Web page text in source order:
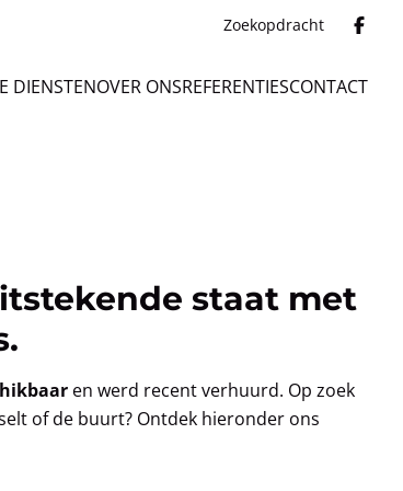
Zoekopdracht
DIENSTENOVER ONSREFERENTIESCONTACT
staat met
en werd recent verhuurd. Op zoek
of de buurt? Ontdek hieronder ons